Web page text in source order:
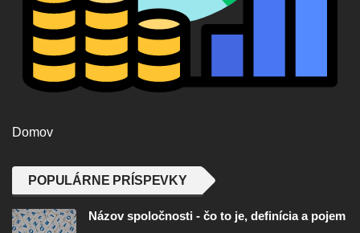
Domov
POPULÁRNE PRÍSPEVKY
Názov spoločnosti - čo to je, definícia a pojem